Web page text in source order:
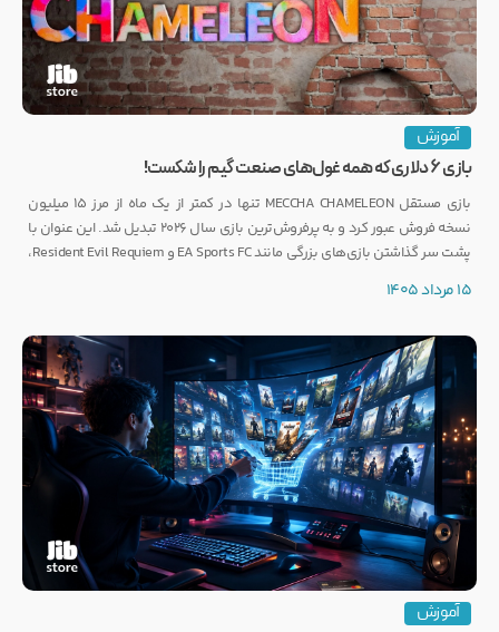
آموزش
بازی ۶ دلاری که همه غول‌های صنعت گیم را شکست!
بازی مستقل MECCHA CHAMELEON تنها در کمتر از یک ماه از مرز ۱۵ میلیون
نسخه فروش عبور کرد و به پرفروش‌ترین بازی سال ۲۰۲۶ تبدیل شد. این عنوان با
پشت سر گذاشتن بازی‌های بزرگی مانند EA Sports FC و Resident Evil Requiem،
15 مرداد 1405
آموزش